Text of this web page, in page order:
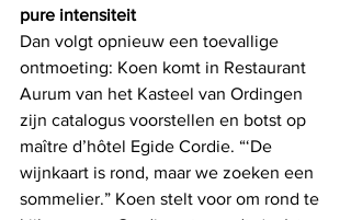
pure intensiteit
Dan volgt opnieuw een toevallige
ontmoeting: Koen komt in Restaurant
Aurum van het Kasteel van Ordingen
zijn catalogus voorstellen en botst op
maître d’hôtel Egide Cordie. “‘De
wijnkaart is rond, maar we zoeken een
sommelier.” Koen stelt voor om rond te